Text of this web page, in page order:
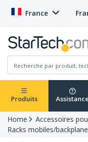
France
Produits Assistance
Home
Accessoires
Racks mobiles/